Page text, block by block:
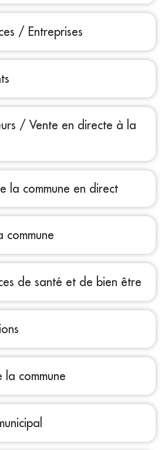
/ Entreprises
/ Vente en directe à la
la commune en direct
commune
de santé et de bien être
la commune